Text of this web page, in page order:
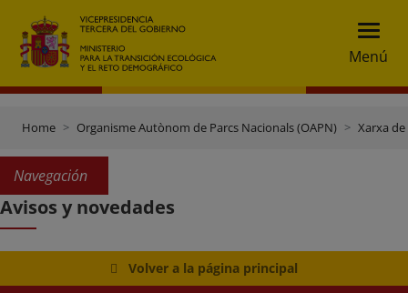
Menú
Home Organisme Autònom de Parcs Nacionals (OAPN) Xarxa
Navegación
Avisos y novedades
Volver a la página principal